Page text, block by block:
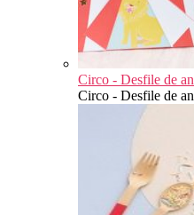
Circo - Desfile de
Circo - Desfile de